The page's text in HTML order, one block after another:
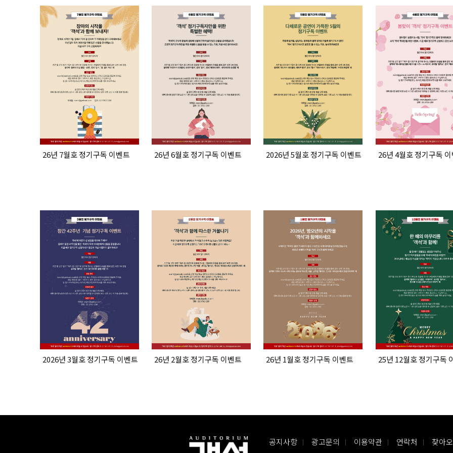
26년 7월호 정기구독 이벤트 26년 6월호 정기구독 이벤트 2026년 5월호 정기구독 이벤트 26년 4월호 정기구독
2026년 3월호 정기구독 이벤트 26년 2월호 정기구독 이벤트 26년 1월호 정기구독 이벤트 25년 12월호 정기구독
공지사항 광고문의 이용약관 연락처 찾아